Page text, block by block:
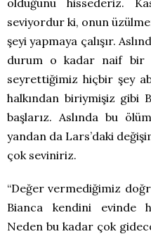
olduğunu hissederiz.
seviyordur ki, onun
şeyi yapmaya çalışır.
durum o kadar naif bir
seyrettiğimiz hiçbir şey
halkından biriymişiz gibi
başlarız. Aslında bu
yandan da Lars’daki
çok seviniriz.
“Değer vermediğimiz
Bianca kendini evinde
Neden bu kadar çok